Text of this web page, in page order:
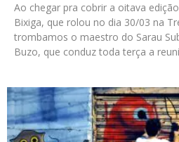
Ao chegar pra cobrir a oitava
Bixiga, que rolou no dia 30/03 na
trombamos o maestro do Sarau
Buzo, que conduz toda terça a